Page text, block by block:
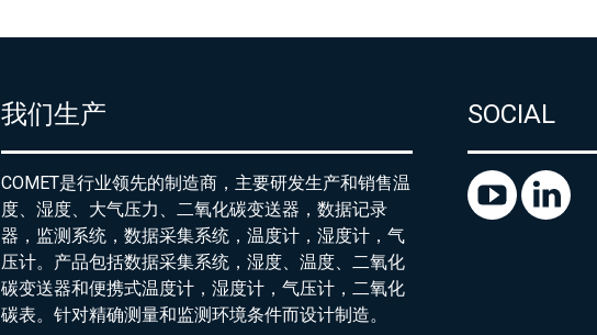
我们生产
COMET是行业领先的制造商，主要研发生产和销售温
度、湿度、大气压力、二氧化碳变送器，数据记录
器，监测系统，数据采集系统，温度计，湿度计，气
压计。产品包括数据采集系统，湿度、温度、二氧化
碳变送器和便携式温度计，湿度计，气压计，二氧化
碳表。针对精确测量和监测环境条件而设计制造。
SOCIAL